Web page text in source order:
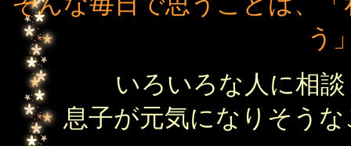
う
いろいろな人に相
息子が元気になりそう